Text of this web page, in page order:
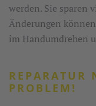
werden. Sie sparen
Änderungen
im Handumdrehen
REPARATUR
PROBLEM!